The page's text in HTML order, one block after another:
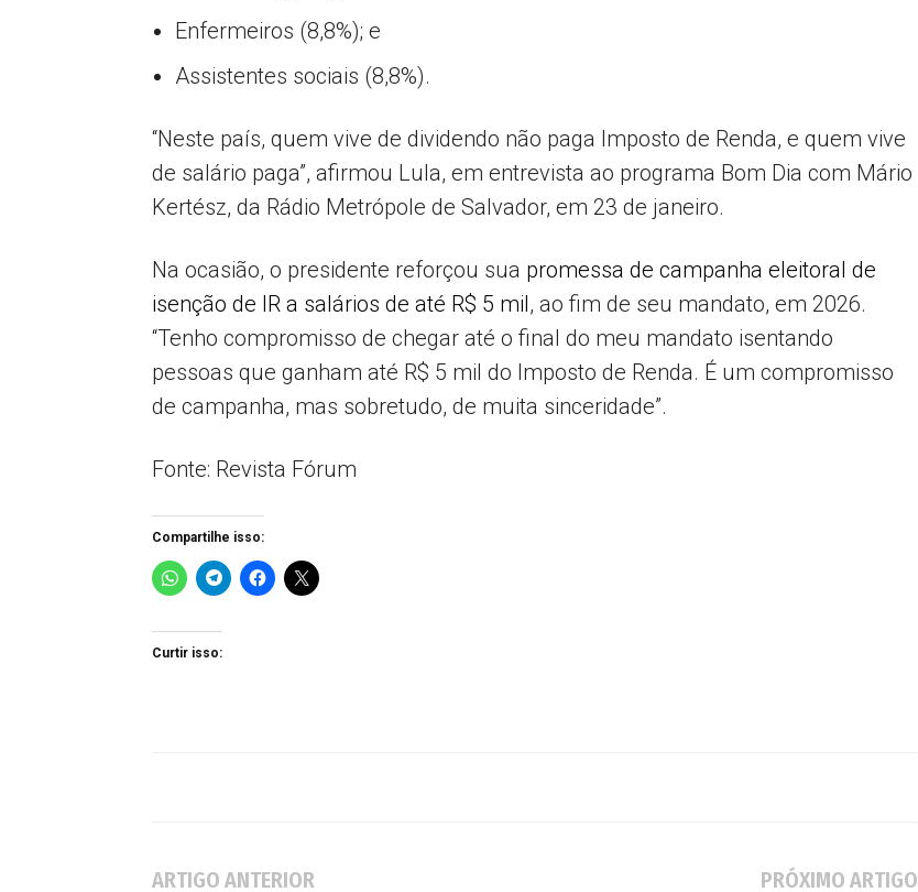
Enfermeiros (8,8%); e
Assistentes sociais (8,8%).
“Neste país, quem vive de dividendo não paga Imposto de Renda, e quem vive
de salário paga”, afirmou Lula, em entrevista ao programa Bom Dia com Mário
Kertész, da Rádio Metrópole de Salvador, em 23 de janeiro.
Na ocasião, o presidente reforçou sua promessa de campanha eleitoral de
isenção de IR a salários de até R$ 5 mil, ao fim de seu mandato, em 2026.
“Tenho compromisso de chegar até o final do meu mandato isentando
pessoas que ganham até R$ 5 mil do Imposto de Renda. É um compromisso
de campanha, mas sobretudo, de muita sinceridade”.
Fonte: Revista Fórum
Compartilhe isso:
Curtir isso:
ARTIGO ANTERIOR PRÓXIMO ARTIGO